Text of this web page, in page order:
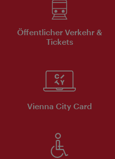
Öffentlicher Verkehr &
Tickets
Vienna City Card